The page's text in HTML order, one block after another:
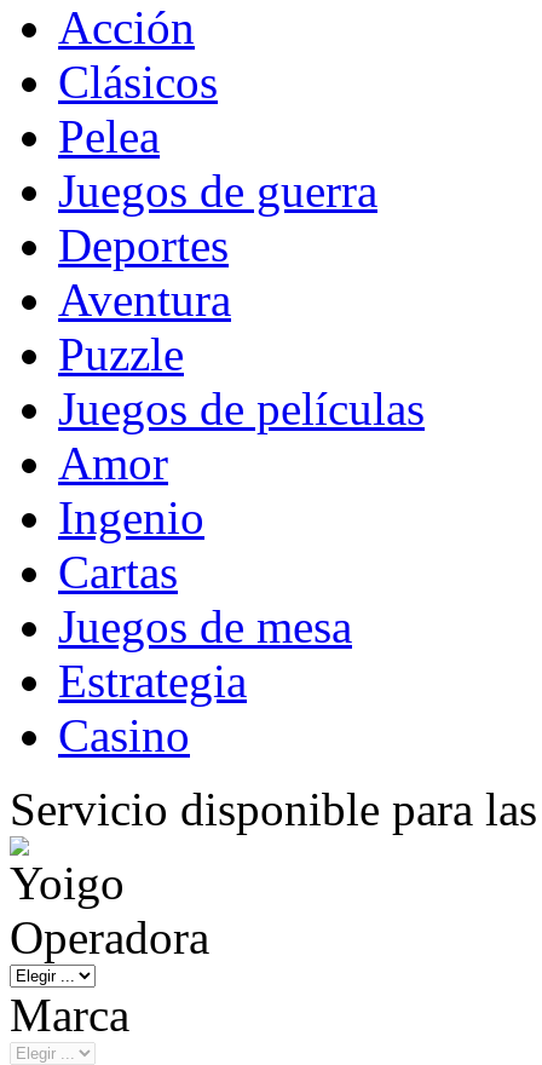
Acción
Clásicos
Pelea
Juegos de guerra
Deportes
Aventura
Puzzle
Juegos de películas
Amor
Ingenio
Cartas
Juegos de mesa
Estrategia
Casino
Servicio disponible para
Operadora
Marca